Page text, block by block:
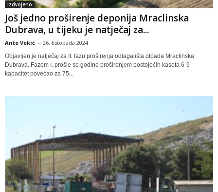
Izdvojeno
Još jedno proširenje deponija Mraclinska
Dubrava, u tijeku je natječaj za...
Ante Vekić - 26. listopada 2024
Objavljen je natječaj za II. fazu proširenja odlagališta otpada Mraclinska
Dubrava. Fazom I. prošle se godine proširenjem postojećih kaseta 6-9
kapacitet povećao za 75...